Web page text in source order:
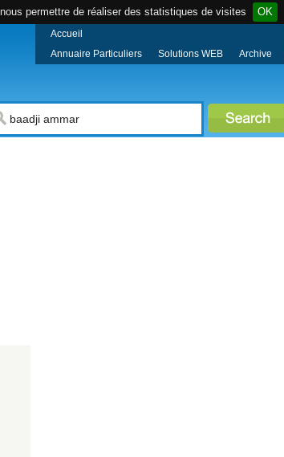
permettre de réaliser des statistiques de visites OK
Accueil
Annuaire Particuliers
Solutions WEB Archive